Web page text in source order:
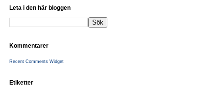
Leta i den här bloggen
Kommentarer
Recent Comments Widget
Etiketter